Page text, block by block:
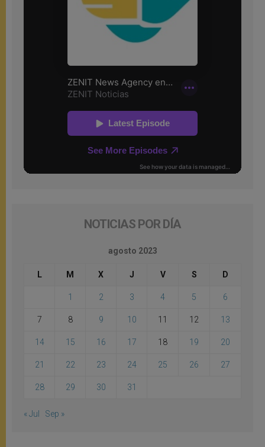
NOTICIAS POR DÍA
agosto 2023
L M X J V S D
1 2 3 4 5 6
7 8 9 10 11 12 13
14 15 16 17 18 19 20
21 22 23 24 25 26 27
28 29 30 31
« Jul Sep »